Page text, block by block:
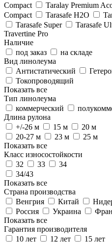
Compact
Taralay Premium
Compact
Tarasafe H2O
Tarasafe Super
Tarasafe
Travertine Pro
Наличие
под заказ
на складе
Вид линолеума
Антистатический
Токопроводящий
Показать все
Тип линолеума
коммерческий
Длина рулона
+/-26 м
15 м
20 м
20-27 м
23 м
25 м
Показать все
Класс износостойкости
32
33
34
34/43
Показать все
Страна производства
Венгрия
Китай
Россия
Украина
Показать все
Гарантия производителя
10 лет
12 лет
15 лет